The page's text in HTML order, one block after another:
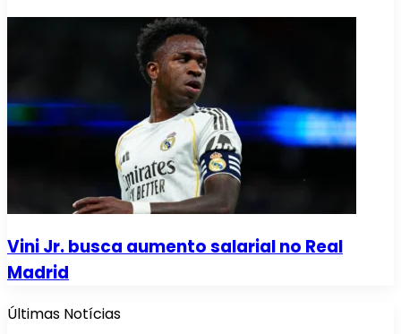
Vini Jr. busca aumento salarial no Real
Madrid
Últimas Notícias